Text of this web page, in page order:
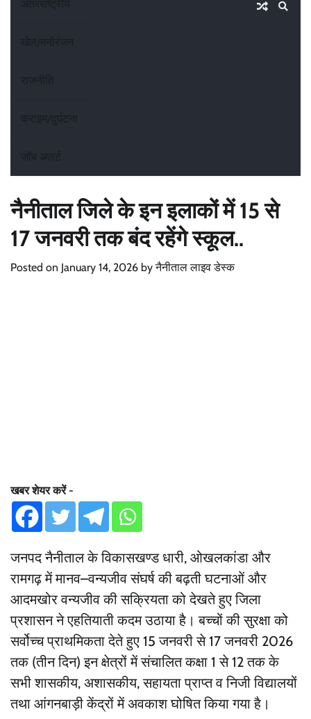
अंतरराष्ट्रीय
खेल/मनोरंजन
राजनीति
क्राइम/दुर्घटना
जॉब अलर्ट
नैनीताल जिले के इन इलाकों में 15 से
17 जनवरी तक बंद रहेंगे स्कूल..
Posted on January 14, 2026 byनैनीताल लाइव डेस्क
खबर शेयर करें -
जनपद नैनीताल के विकासखण्ड धारी, ओखलकांडा और
रामगढ़ में मानव–वन्यजीव संघर्ष की बढ़ती घटनाओं और
आदमखोर वन्यजीव की सक्रियता को देखते हुए जिला
प्रशासन ने एहतियाती कदम उठाया है। बच्चों की सुरक्षा को
सर्वोच्च प्राथमिकता देते हुए 15 जनवरी से 17 जनवरी 2026
तक (तीन दिन) इन क्षेत्रों में संचालित कक्षा 1 से 12 तक के
सभी शासकीय, अशासकीय, सहायता प्राप्त व निजी विद्यालयों
तथा आंगनबाड़ी केंद्रों में अवकाश घोषित किया गया है।